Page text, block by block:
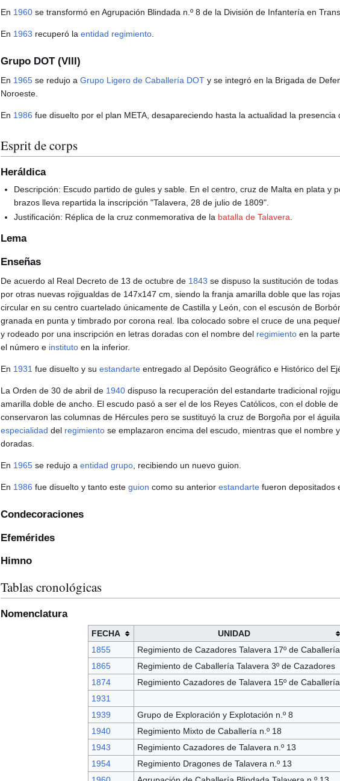
En 1960 se transformó en Agrupación Blindada n.º 8 de la División de Infantería en
En 1963 recuperó la entidad regimiento
Grupo DOT (VIII)
En 1965 se redujo a Grupo Ligero de Caballería DOT y se integró en la Brigada de
Noroeste.
En 1986 fue disuelto por el plan META, desapareciendo hasta la actualidad la presencia
Esprit de corps
Heráldica
Descripción: Escudo partido de gules y sable. En el centro, cruz de Malta en plata y
brazos lleva repartida la inscripción "Talavera, 28 de julio de 1809".
Justificación: Réplica de la cruz conmemorativa de la batalla de Talavera
Lema
Enseñas
De acuerdo al Real Decreto de 13 de octubre de 1843 se dispuso la sustitución de todas
por otras nuevas rojigualdas de 147x147 cm, siendo la franja amarilla doble que las
circular en su centro cuartelado únicamente de Castilla y León, con el escusón de
granada en punta y timbrado por corona real. Iba colocado sobre el cruce de una
y rodeado por una inscripción en letras doradas con el nombre del regimiento en la
el número e instituto en la inferior.
En 1931 fue disuelto y su estandarte entregado al Depósito Geográfico e Histórico del
La Orden de 30 de abril de 1940 dispuso la recuperación del estandarte tradicional
amarilla doble de ancho. El escudo pasó a ser el de los Reyes Católicos, con el doble
conservaron las columnas de Hércules pero se sustituyó la cruz de Borgoña por el
especialidad del regimiento se emplazaron encima del escudo, mientras que el
doradas.
En 1965 se redujo a entidad grupo , recibiendo un nuevo guion.
En 1986 fue disuelto y tanto este guion como su anterior estandarte fueron depositados
Condecoraciones
Efemérides
Himno
Tablas cronológicas
Nomenclatura
FECHA UNIDAD
1855
Regimiento de Cazadores Talavera 17º de Caballería
1865
Regimiento de Caballería Talavera 3º de Cazadores
1874
Regimiento Cazadores de Talavera 15º de Caballería
1931
1939
Grupo de Exploración y Explotación n.º 8
1940
Regimiento Mixto de Caballería n.º 18
1943
Regimiento Cazadores de Talavera n.º 13
1954
Regimiento Dragones de Talavera n.º 13